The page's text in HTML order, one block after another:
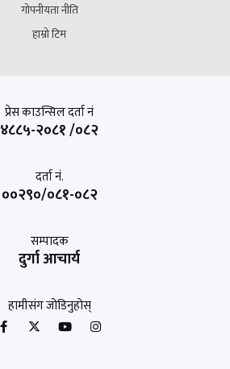
गोपनीयता नीति
हाम्रो टिम
प्रेस काउन्सिल दर्ता नं
४८८५-२०८१ /०८२
दर्ता नं.
००२९०/०८१-०८२
सम्पादक
दुर्गा आचार्य
हामीसंग जोडिनुहोस्